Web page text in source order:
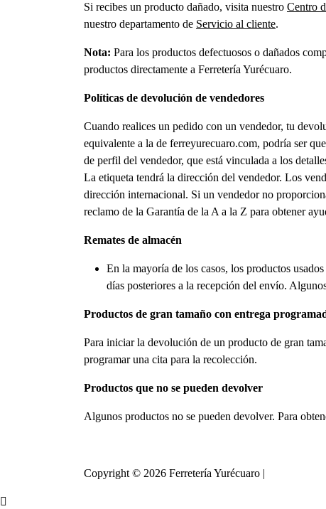
Si recibes un producto dañado, visita nuestro Centro
nuestro departamento de Servicio al cliente.
Nota: Para los productos defectuosos o dañados
productos directamente a Ferretería Yurécuaro.
Políticas de devolución de vendedores
Cuando realices un pedido con un vendedor, tu
equivalente a la de ferreyurecuaro.com, podría ser
de perfil del vendedor, que está vinculada a los
La etiqueta tendrá la dirección del vendedor. Los
dirección internacional. Si un vendedor no
reclamo de la Garantía de la A a la Z para obtener
Remates de almacén
En la mayoría de los casos, los productos
días posteriores a la recepción del envío.
Productos de gran tamaño con entrega
Para iniciar la devolución de un producto de gran
programar una cita para la recolección.
Productos que no se pueden devolver
Algunos productos no se pueden devolver. Para
Copyright © 2026 Ferretería Yurécuaro |